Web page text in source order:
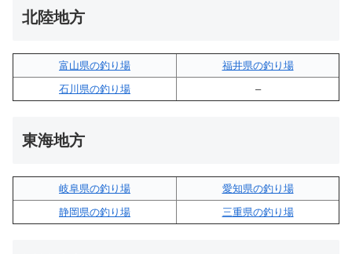
北陸地方
富山県の釣り場
福井県の釣り場
石川県の釣り場
–
東海地方
岐阜県の釣り場
愛知県の釣り場
静岡県の釣り場
三重県の釣り場